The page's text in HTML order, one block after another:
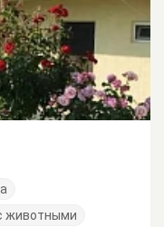
животными